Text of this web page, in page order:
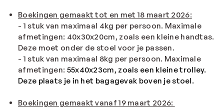
Boekingen gemaakt tot en met 18 maart 2026:
- 1 stuk van maximaal 4kg per persoon. Maximale
afmetingen: 40x30x20cm, zoals een kleine handtas.
Deze moet onder de stoel voor je passen.
- 1 stuk van maximaal 8kg per persoon. Maximale
afmetingen: 55x40x23cm, zoals een kleine trolley.
Deze plaats je in het bagagevak boven je stoel.
Boekingen gemaakt vanaf 19 maart 2026: